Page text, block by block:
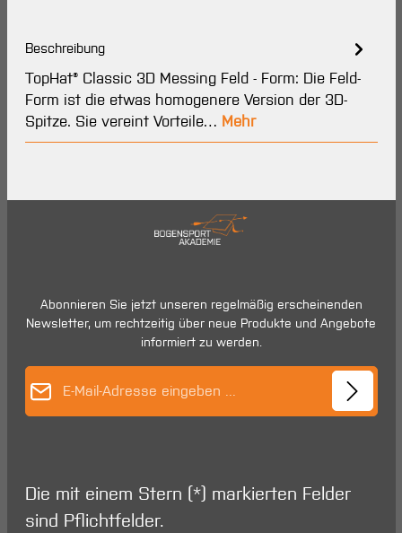
Beschreibung
TopHat® Classic 3D Messing Feld - Form: Die Feld-
Form ist die etwas homogenere Version der 3D-
Spitze. Sie vereint Vorteile… Mehr
Abonnieren Sie jetzt unseren regelmäßig erscheinenden
Newsletter, um rechtzeitig über neue Produkte und Angebote
informiert zu werden.
Die mit einem Stern (*) markierten Felder
sind Pflichtfelder.